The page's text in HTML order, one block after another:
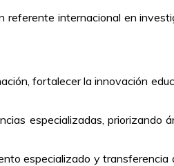
referente internacional en
fortalecer la innovación
especializadas, priorizando
especializado y transferencia